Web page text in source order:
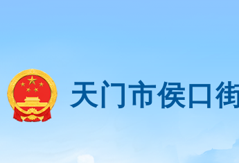
天门市侯口